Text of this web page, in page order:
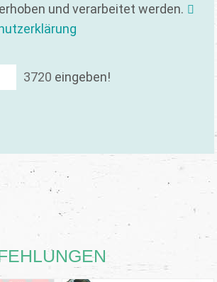
und verarbeitet werden.
3720 eingeben!